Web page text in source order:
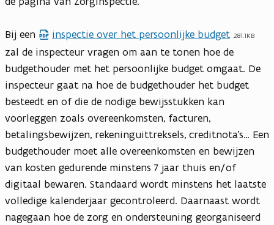
Bij een inspectie over het persoonlijke budget 281.1KB
zal de inspecteur vragen om aan te tonen hoe de
budgethouder met het persoonlijke budget omgaat. De
inspecteur gaat na hoe de budgethouder het budget
besteedt en of die de nodige bewijsstukken kan
voorleggen zoals overeenkomsten, facturen,
betalingsbewijzen, rekeninguittreksels, creditnota’s… Een
budgethouder moet alle overeenkomsten en bewijzen
van kosten gedurende minstens 7 jaar thuis en/of
digitaal bewaren. Standaard wordt minstens het laatste
volledige kalenderjaar gecontroleerd. Daarnaast wordt
nagegaan hoe de zorg en ondersteuning georganiseerd